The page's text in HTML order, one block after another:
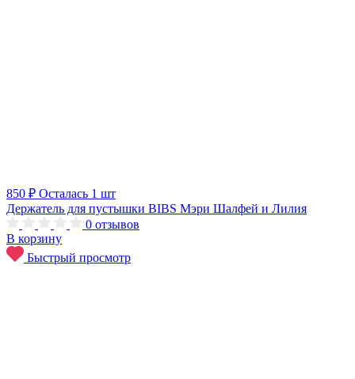
850 ₽ Осталась 1 шт
Держатель для пустышки BIBS Мэри Шалфей и Лилия
0 отзывов
В корзину
Быстрый просмотр